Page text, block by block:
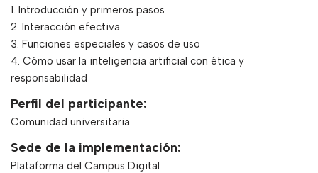
1. Introducción y primeros pasos
2. Interacción efectiva
3. Funciones especiales y casos de uso
4. Cómo usar la inteligencia artificial con ética y
responsabilidad
Perfil del participante:
Comunidad universitaria
Sede de la implementación:
Plataforma del Campus Digital